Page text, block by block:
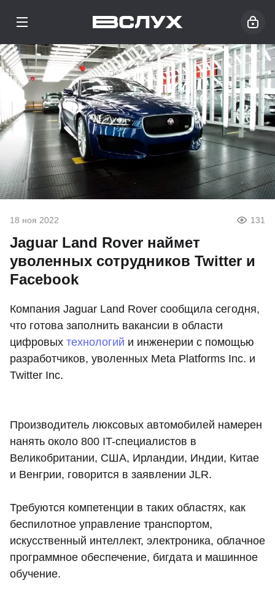
18 ноя 2022 131
Jaguar Land Rover наймет
уволенных сотрудников Twitter и
Facebook
Компания Jaguar Land Rover сообщила сегодня,
что готова заполнить вакансии в области
цифровых технологий и инженерии с помощью
разработчиков, уволенных Meta Platforms Inc. и
Twitter Inc.
Производитель люксовых автомобилей намерен
нанять около 800 IT-специалистов в
Великобритании, США, Ирландии, Индии, Китае
и Венгрии, говорится в заявлении JLR.
Требуются компетенции в таких областях, как
беспилотное управление транспортом,
искусственный интеллект, электроника, облачное
программное обеспечение, бигдата и машинное
обучение.